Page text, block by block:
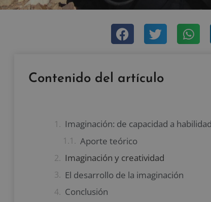
Contenido del artículo
Imaginación: de capacidad a habilidad
Aporte teórico
Imaginación y creatividad
El desarrollo de la imaginación
Conclusión